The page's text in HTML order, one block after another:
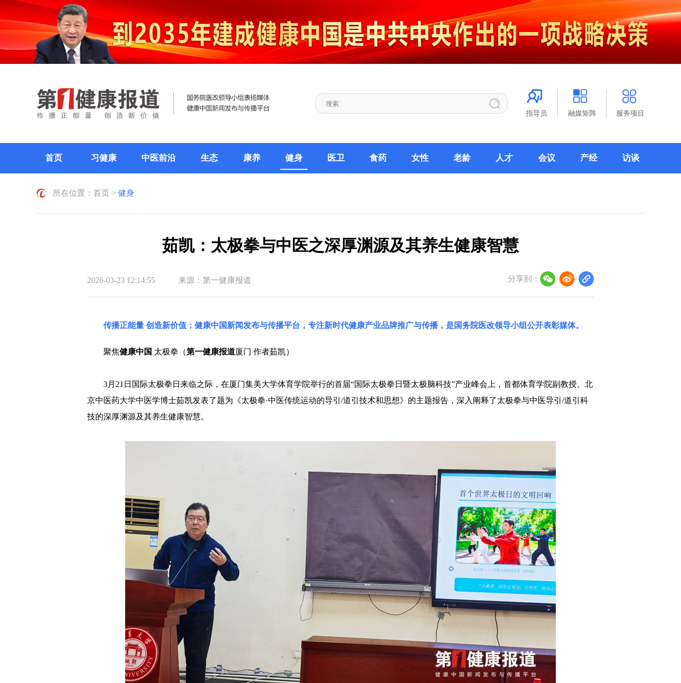
指导员 融媒矩阵 服务项目
首页 习健康 中医前沿 生态 康养 健身 医卫 食药 女性 老龄 人才 会议 产经 访谈
所在位置： 首页 > 健身
茹凯：太极拳与中医之深厚渊源及其养生健康智慧
2026-03-23 12:14:55 来源：第一健康报道 分享到：
传播正能量 创造新价值；健康中国新闻发布与传播平台，专注新时代健康产业品牌推广与传播，是国务院医改领导小组公开表彰媒体。
聚焦健康中国 太极拳（第一健康报道厦门 作者茹凯）
3月21日国际太极拳日来临之际，在厦门集美大学体育学院举行的首届“国际太极拳日暨太极脑科技”产业峰会上，首都体育学院副教授、北
京中医药大学中医学博士茹凯发表了题为《太极拳·中医传统运动的导引/道引技术和思想》的主题报告，深入阐释了太极拳与中医导引/道引科
技的深厚渊源及其养生健康智慧。